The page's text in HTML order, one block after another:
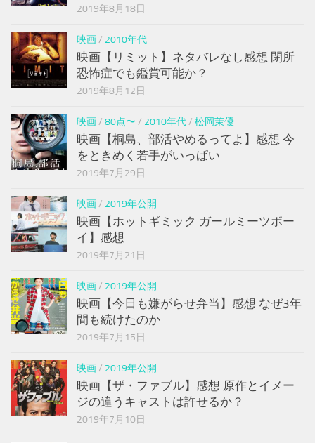
2019年8月18日
映画/ 2010年代
映画【リミット】ネタバレなし感想 閉所
恐怖症でも鑑賞可能か？
2019年8月12日
映画/ 80点〜 / 2010年代/ 松岡茉優
映画【桐島、部活やめるってよ】感想 今
をときめく若手がいっぱい
2019年7月29日
映画/ 2019年公開
映画【ホットギミック ガールミーツボー
イ】感想
2019年7月21日
映画/ 2019年公開
映画【今日も嫌がらせ弁当】感想 なぜ3年
間も続けたのか
2019年7月15日
映画/ 2019年公開
映画【ザ・ファブル】感想 原作とイメー
ジの違うキャストは許せるか？
2019年7月10日